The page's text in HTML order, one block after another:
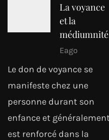
La voyance
et la
Eago
Le don de voyance se
manifeste chez une
personne durant son
enfance et
est renforcé dans la